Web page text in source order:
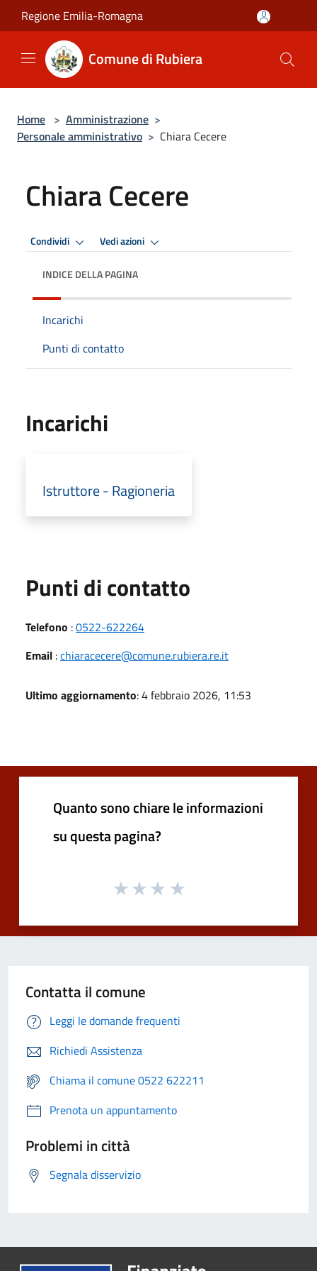
Salta al contenuto principale
Regione Emilia-Romagna
Comune di Rubiera
Home > Amministrazione >
Personale amministrativo > Chiara Cecere
Chiara Cecere
Condividi Vedi azioni
INDICE DELLA PAGINA
Incarichi
Punti di contatto
Incarichi
Istruttore - Ragioneria
Punti di contatto
Telefono :0522-622264
Email :chiaracecere@comune.rubiera.re.it
Ultimo aggiornamento: 4 febbraio 2026, 11:53
Quanto sono chiare le informazioni
su questa pagina?
Contatta il comune
Leggi le domande frequenti
Richiedi Assistenza
Chiama il comune 0522 622211
Prenota un appuntamento
Problemi in città
Segnala disservizio